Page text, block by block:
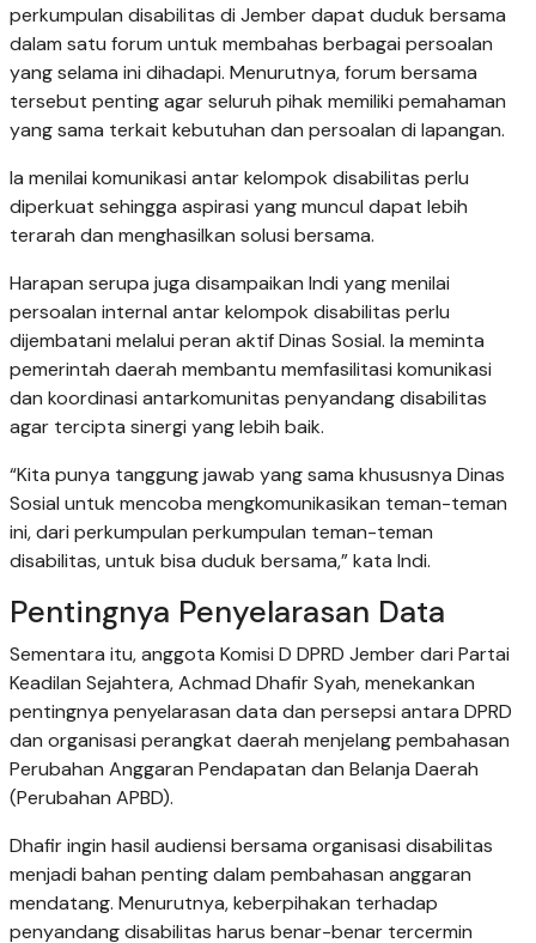
perkumpulan disabilitas di Jember dapat duduk bersama
dalam satu forum untuk membahas berbagai persoalan
yang selama ini dihadapi. Menurutnya, forum bersama
tersebut penting agar seluruh pihak memiliki pemahaman
yang sama terkait kebutuhan dan persoalan di lapangan.
Ia menilai komunikasi antar kelompok disabilitas perlu
diperkuat sehingga aspirasi yang muncul dapat lebih
terarah dan menghasilkan solusi bersama.
Harapan serupa juga disampaikan Indi yang menilai
persoalan internal antar kelompok disabilitas perlu
dijembatani melalui peran aktif Dinas Sosial. Ia meminta
pemerintah daerah membantu memfasilitasi komunikasi
dan koordinasi antarkomunitas penyandang disabilitas
agar tercipta sinergi yang lebih baik.
“Kita punya tanggung jawab yang sama khususnya Dinas
Sosial untuk mencoba mengkomunikasikan teman-teman
ini, dari perkumpulan perkumpulan teman-teman
disabilitas, untuk bisa duduk bersama,” kata Indi.
Pentingnya Penyelarasan Data
Sementara itu, anggota Komisi D DPRD Jember dari Partai
Keadilan Sejahtera, Achmad Dhafir Syah, menekankan
pentingnya penyelarasan data dan persepsi antara DPRD
dan organisasi perangkat daerah menjelang pembahasan
Perubahan Anggaran Pendapatan dan Belanja Daerah
(Perubahan APBD).
Dhafir ingin hasil audiensi bersama organisasi disabilitas
menjadi bahan penting dalam pembahasan anggaran
mendatang. Menurutnya, keberpihakan terhadap
penyandang disabilitas harus benar-benar tercermin